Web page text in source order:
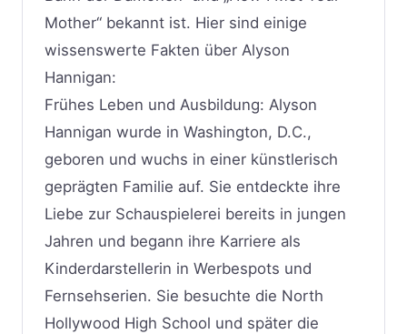
Mother“ bekannt ist. Hier sind einige
wissenswerte Fakten über Alyson
Hannigan:
Frühes Leben und Ausbildung: Alyson
Hannigan wurde in Washington, D.C.,
geboren und wuchs in einer künstlerisch
geprägten Familie auf. Sie entdeckte ihre
Liebe zur Schauspielerei bereits in jungen
Jahren und begann ihre Karriere als
Kinderdarstellerin in Werbespots und
Fernsehserien. Sie besuchte die North
Hollywood High School und später die